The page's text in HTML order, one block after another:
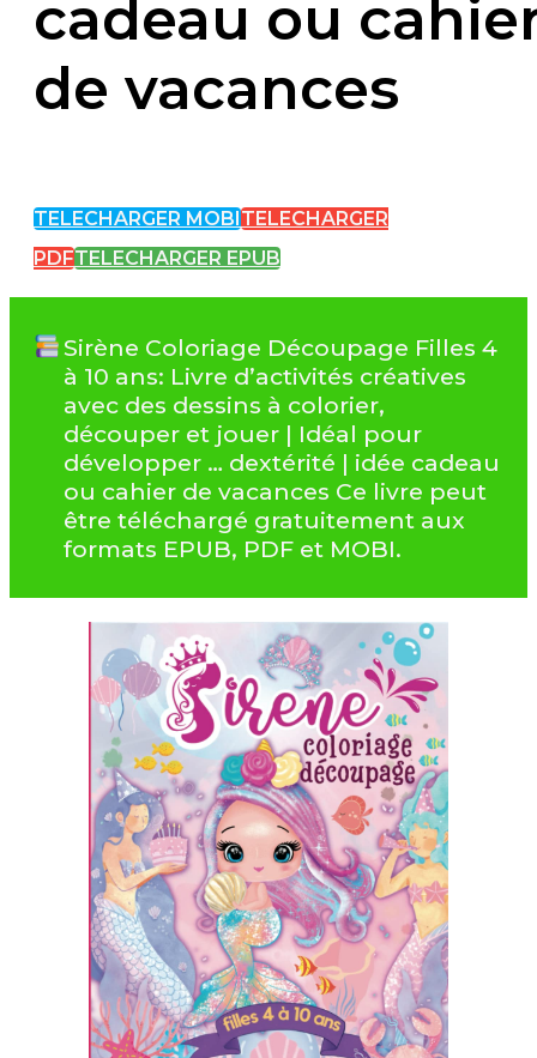
cadeau ou
de vacances
TELECHARGER MOBI TELECHARGER
PDFTELECHARGER EPUB
Sirène Coloriage Découpage Filles 4
à 10 ans: Livre d’activités créatives
avec des dessins à colorier,
découper et jouer | Idéal pour
développer … dextérité | idée cadeau
ou cahier de vacances Ce livre peut
être téléchargé gratuitement aux
formats EPUB, PDF et MOBI.